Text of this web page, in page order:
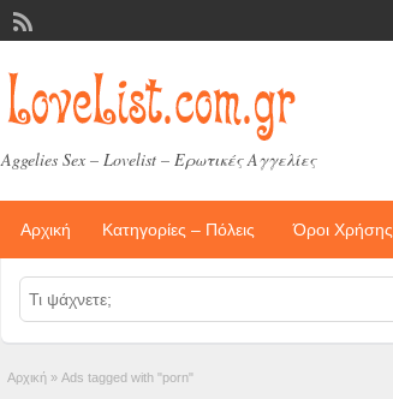
Aggelies Sex – Lovelist – Ερωτικές Αγγελίες
Αρχική Κατηγορίες – Πόλεις Όροι Χρήσης
Αρχική » Ads tagged with "porn"